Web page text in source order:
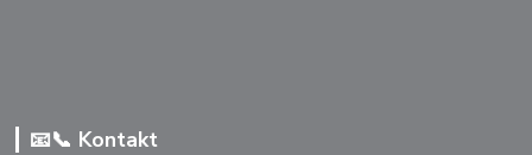
📧📞 Kontakt